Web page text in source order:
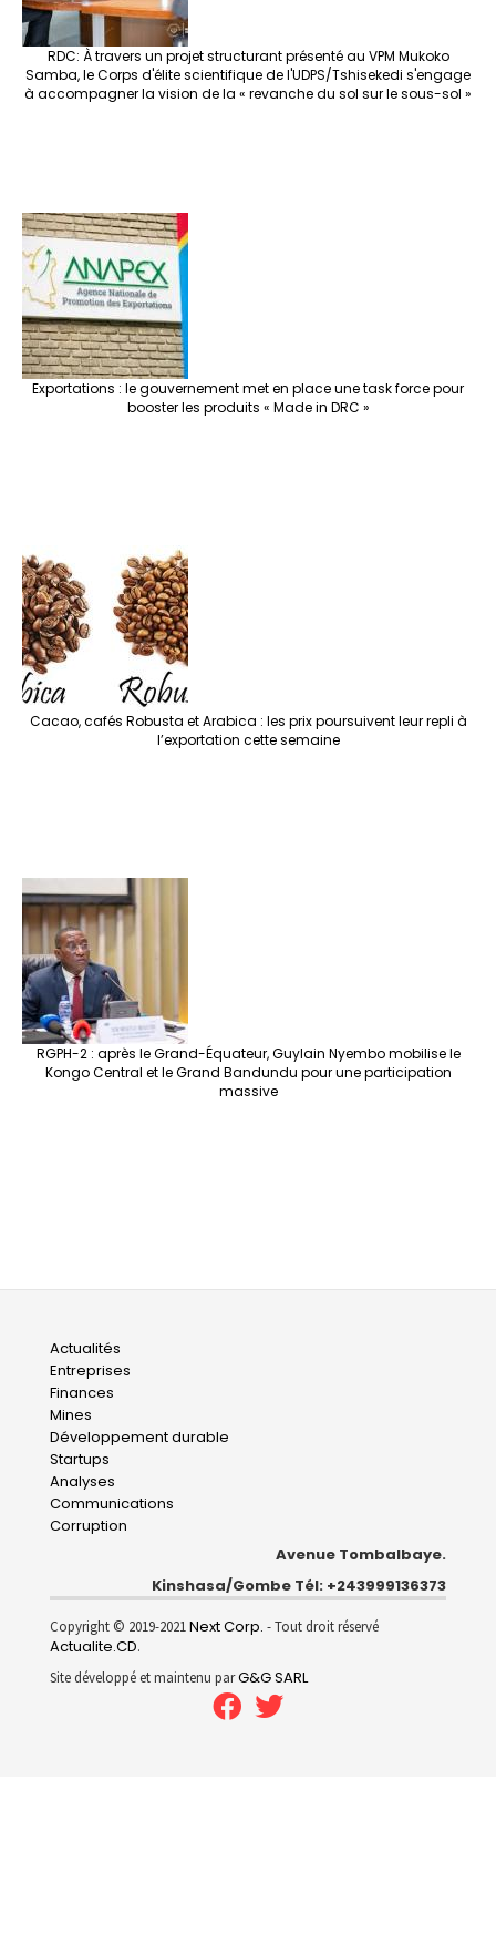
RDC: À travers un projet structurant présenté au VPM Mukoko
Samba, le Corps d'élite scientifique de l'UDPS/Tshisekedi s'engage
à accompagner la vision de la « revanche du sol sur le sous-sol »
Exportations : le gouvernement met en place une task force pour
booster les produits « Made in DRC »
Cacao, cafés Robusta et Arabica : les prix poursuivent leur repli à
l’exportation cette semaine
RGPH-2 : après le Grand-Équateur, Guylain Nyembo mobilise le
Kongo Central et le Grand Bandundu pour une participation
massive
Main
navigation
Actualités
Entreprises
Finances
Mines
Développement durable
Startups
Analyses
Communications
Corruption
Avenue Tombalbaye.
Kinshasa/Gombe Tél: +243999136373
Copyright © 2019-2021Next Corp. - Tout droit réservé
Actualite.CD.
Site développé et maintenu parG&G SARL